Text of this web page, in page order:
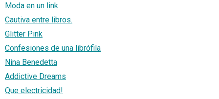
Moda en un link
Cautiva entre libros.
Glitter Pink
Confesiones de una librófila
Nina Benedetta
Addictive Dreams
Que electricidad!